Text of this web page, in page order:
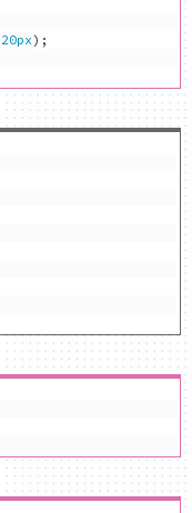
20px);